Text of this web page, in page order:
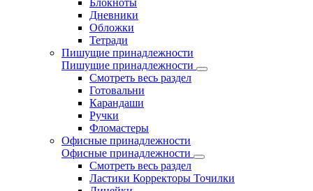
Блокноты
Дневники
Обложки
Тетради
Пишущие принадлежности
Пишущие принадлежности
Смотреть весь раздел
Готовальни
Карандаши
Ручки
Фломастеры
Офисные принадлежности
Офисные принадлежности
Смотреть весь раздел
Ластики Корректоры Точилки